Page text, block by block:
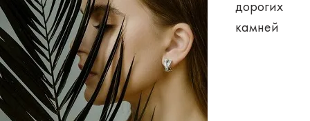
дорогих
камней